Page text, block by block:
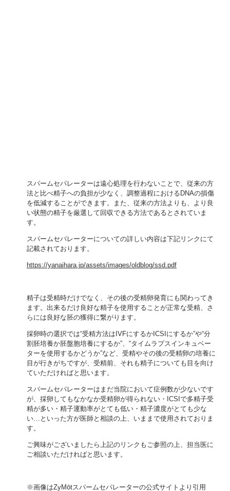
スパームセパレーターは遠心処理を行わないことで、従来の方
法と比べ精子への負担が少なく、調整過程におけるDNAの損傷
を低減することができます。また、従来の方法よりも、より良
い状態の精子を厳選して回収できる方法であるとされていま
す。
スパームセパレーターについての詳しい内容は下記リンクにて
記載されております。
https://yanaihara.jp/assets/images/oldblog/ssd.pdf
精子は受精時だけでなく、その後の受精卵発育にも関わってき
ます。出来るだけ良好な精子を使用することが正常な受精、さ
らには良好な胚の獲得に繋がります。
採卵時の選択では“受精方法はIVFにするかICSIにするか”や“分
割胚培養か胚盤胞培養にするか”、“タイムラプスインキュベー
ターを使用するかどうか”など、受精やその後の受精卵の培養に
目が行きがちですが、受精前、それも精子についても目を向け
ていただければと思います。
スパームセパレーターはまだ当院において症例数が少ないです
が、採卵してもなかなか受精卵が得られない・ICSIで多精子受
精が多い・精子運動率がとても低い・精子濃度がとても少な
い…といった方が医師と相談の上、いままで使用されておりま
す。
ご興味がございましたら上記のリンクもご参照の上、担当医に
ご相談いただければと思います。
※画像はZyMōtスパームセパレーターの公式サイトより引用